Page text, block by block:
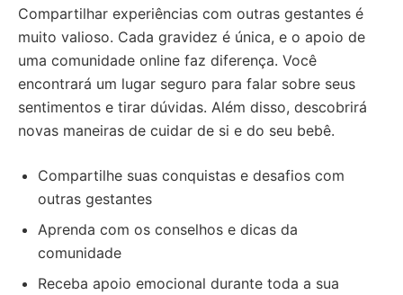
Compartilhar experiências com outras gestantes é
muito valioso. Cada gravidez é única, e o apoio de
uma comunidade online faz diferença. Você
encontrará um lugar seguro para falar sobre seus
sentimentos e tirar dúvidas. Além disso, descobrirá
novas maneiras de cuidar de si e do seu bebê.
Compartilhe suas conquistas e desafios com
outras gestantes
Aprenda com os conselhos e dicas da
comunidade
Receba apoio emocional durante toda a sua